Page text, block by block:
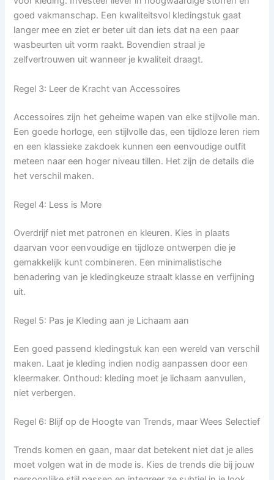
goed vakmanschap. Een kwaliteitsvol kledingstuk gaat
langer mee en ziet er beter uit dan iets dat na een paar
wasbeurten uit vorm raakt. Bovendien straal je
zelfvertrouwen uit wanneer je kwaliteit draagt.
Regel 3: Leer de Kracht van Accessoires
Accessoires zijn het geheime wapen van elke stijlvolle man.
Een goede horloge, een stijlvolle das, een tijdloze leren riem
en een klassieke zakdoek kunnen een eenvoudige outfit
meteen naar een hoger niveau tillen. Het zijn de details die
het verschil maken.
Regel 4: Less is More
Overdrijf niet met patronen en kleuren. Kies in plaats
daarvan voor eenvoudige en tijdloze ontwerpen die je
gemakkelijk kunt combineren. Een minimalistische
benadering van je kledingkeuze straalt klasse en verfijning
uit.
Regel 5: Pas je Kleding aan je Lichaam aan
Een goed passend kledingstuk kan een wereld van verschil
maken. Laat je kleding indien nodig aanpassen door een
kleermaker. Onthoud: kleding moet je lichaam aanvullen,
niet verbergen.
Regel 6: Blijf op de Hoogte van Trends, maar Wees Selectief
Trends komen en gaan, maar dat betekent niet dat je alles
moet volgen wat in de mode is. Kies de trends die bij jouw